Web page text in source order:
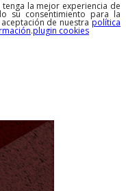
la mejor experiencia de
su consentimiento para la
de nuestrapolítica
.plugin cookies